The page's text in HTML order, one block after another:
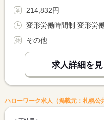
214,832円
その他
求人詳細を見
ハローワーク求人（掲載元：札幌公